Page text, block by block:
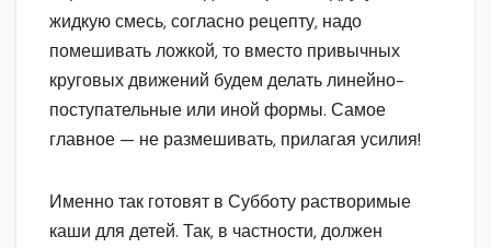
жидкую смесь, согласно рецепту, надо
помешивать ложкой, то вместо привычных
круговых движений будем делать линейно-
поступательные или иной формы. Самое
главное — не размешивать, прилагая усилия!
Именно так готовят в Субботу растворимые
каши для детей. Так, в частности, должен